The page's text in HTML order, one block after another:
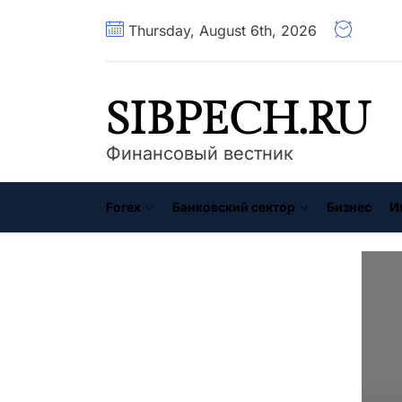
Thursday, August 6th, 2026
SIBPECH.RU
Финансовый вестник
Forex Банковский сектор Бизнес